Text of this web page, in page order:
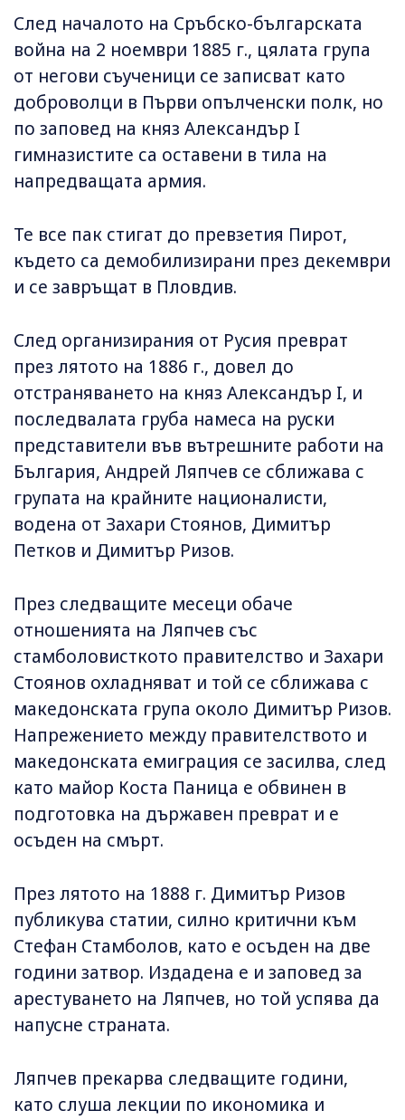
След началото на Сръбско-българската
война на 2 ноември 1885 г., цялата група
от негови съученици се записват като
доброволци в Първи опълченски полк, но
по заповед на княз Александър I
гимназистите са оставени в тила на
напредващата армия.
Те все пак стигат до превзетия Пирот,
където са демобилизирани през декември
и се завръщат в Пловдив.
След организирания от Русия преврат
през лятото на 1886 г., довел до
отстраняването на княз Александър I, и
последвалата груба намеса на руски
представители във вътрешните работи на
България, Андрей Ляпчев се сближава с
групата на крайните националисти,
водена от Захари Стоянов, Димитър
Петков и Димитър Ризов.
През следващите месеци обаче
отношенията на Ляпчев със
стамболовисткото правителство и Захари
Стоянов охладняват и той се сближава с
македонската група около Димитър Ризов.
Напрежението между правителството и
македонската емиграция се засилва, след
като майор Коста Паница е обвинен в
подготовка на държавен преврат и е
осъден на смърт.
През лятото на 1888 г. Димитър Ризов
публикува статии, силно критични към
Стефан Стамболов, като е осъден на две
години затвор. Издадена е и заповед за
арестуването на Ляпчев, но той успява да
напусне страната.
Ляпчев прекарва следващите години,
като слуша лекции по икономика и